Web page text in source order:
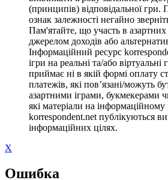
(принципів) відповідальної
ознак залежності негайно
Пам'ятайте, що участь в
джерелом доходів або
Інформаційний ресурс
ігри на реальні та/або
приймає ні в якій формі оплату
платежів, які пов’язані/можуть
азартними іграми, букмекерами
які матеріали на інформаційному
korrespondent.net публікуються
інформаційних цілях.
X
Ошибка